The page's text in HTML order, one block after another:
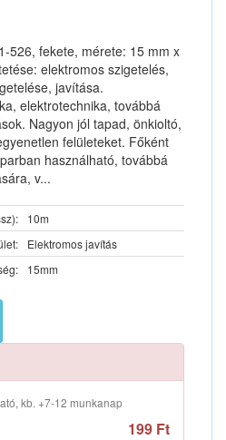
526, fekete, mérete: 15 mm x
elektromos szigetelés,
javítása.
elektrotechnika, továbbá
Nagyon jól tapad, önkioltó,
felületeket. Főként
használható, továbbá
v...
10m
Elektromos javítás
15mm
kb. +7-12 munkanap
199 Ft